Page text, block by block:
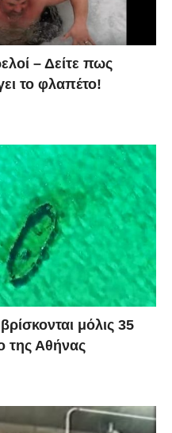
– Δείτε πως
το φλαπέτο!
μόλις 35
της Αθήνας